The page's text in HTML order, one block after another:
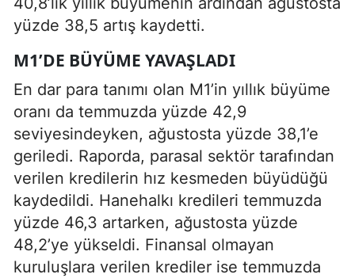
yüzde 38,5 artış kaydetti.
M1’DE BÜYÜME YAVAŞLADI
En dar para tanımı olan M1’in yıllık büyüme
oranı da temmuzda yüzde 42,9
seviyesindeyken, ağustosta yüzde 38,1’e
geriledi. Raporda, parasal sektör tarafından
verilen kredilerin hız kesmeden büyüdüğü
kaydedildi. Hanehalkı kredileri temmuzda
yüzde 46,3 artarken, ağustosta yüzde
48,2’ye yükseldi. Finansal olmayan
kuruluşlara verilen krediler ise temmuzda